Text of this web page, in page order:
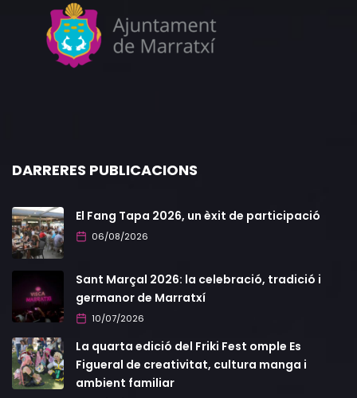
DARRERES PUBLICACIONS
El Fang Tapa 2026, un èxit de participació
06/08/2026
Sant Marçal 2026: la celebració, tradició i
germanor de Marratxí
10/07/2026
La quarta edició del Friki Fest omple Es
Figueral de creativitat, cultura manga i
ambient familiar